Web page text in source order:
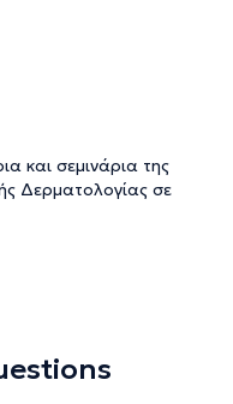
και σεμινάρια της
Δερματολογίας σε